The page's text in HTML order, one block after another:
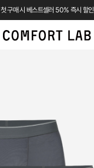
첫 구매 시 베스트셀러 50% 즉시 할인